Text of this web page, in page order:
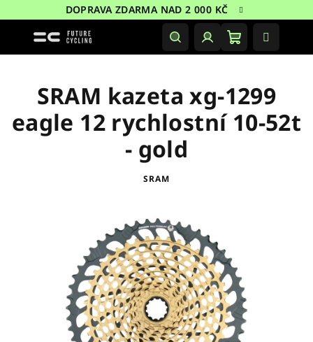
na
DOPRAVA ZDARMA NAD 2 000 KČ
HledatPřihlášeníNákupní
SRAM kazeta xg-1299
eagle 12 rychlostní 10-52t
- gold
SRAM